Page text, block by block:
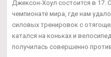
Джексон-Хоул состоится в 17.
чемпионате мира, где нам
силовых тренировок с
катался на коньках и
получилась совершенно